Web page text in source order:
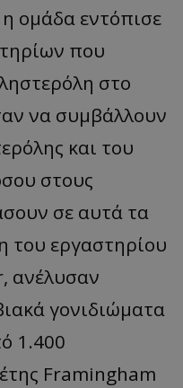
ομάδα εντόπισε
που
στο
να συμβάλλουν
και του
στους
σε αυτά τα
του εργαστηρίου
ανέλυσαν
γονιδιώματα
1.400
Framingham